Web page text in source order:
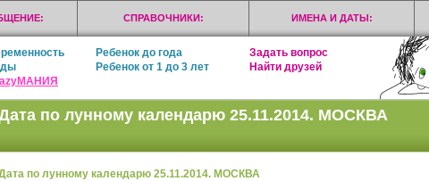
СПРАВОЧНИКИ: ИМЕНА И ДАТЫ:
Ребенок до года
Задать вопрос
Ребенок от 1 до 3 лет
Найти друзей
по лунному календарю 25.11.2014. МОСКВА
по лунному календарю 25.11.2014. МОСКВА